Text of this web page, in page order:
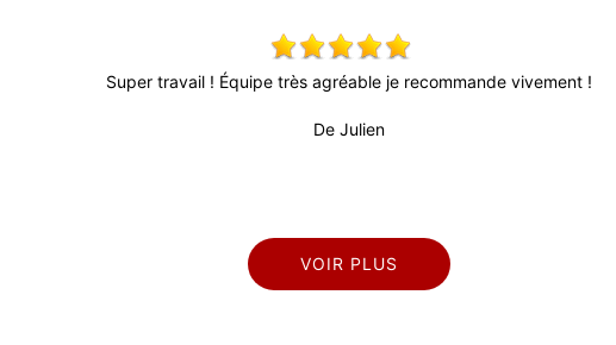
Super travail ! Équipe très agréable je recommande vivement !
De Julien
VOIR PLUS